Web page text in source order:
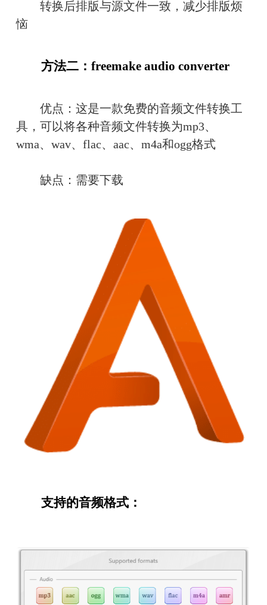
转换后排版与源文件一致，减少排版烦
恼
方法二：freemake audio converter
优点：这是一款免费的音频文件转换工
具，可以将各种音频文件转换为mp3、
wma、wav、flac、aac、m4a和ogg格式
缺点：需要下载
支持的音频格式：